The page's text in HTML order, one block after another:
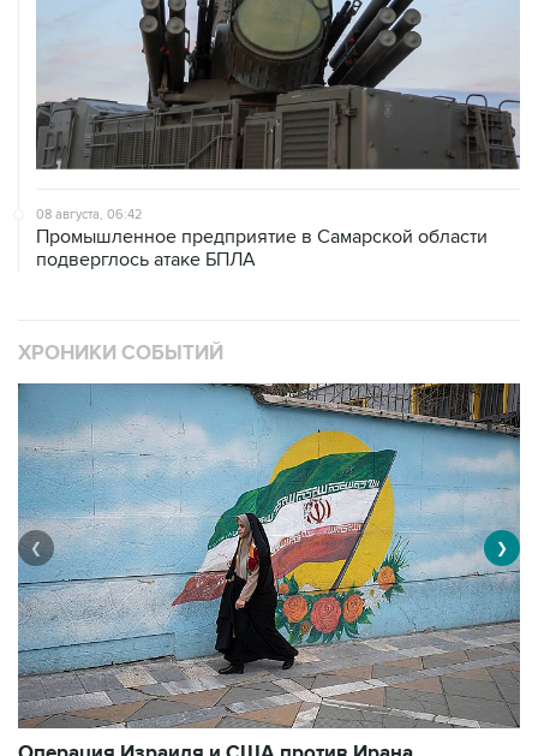
08 августа, 06:42
Промышленное предприятие в Самарской области
подверглось атаке БПЛА
ХРОНИКИ СОБЫТИЙ
❮ ❯